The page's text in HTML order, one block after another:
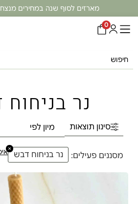
מארזים לסוף שנה במחירים
0
נר
סינון תוצאות
מסננים פעילים: נר בניחוח דבש
×